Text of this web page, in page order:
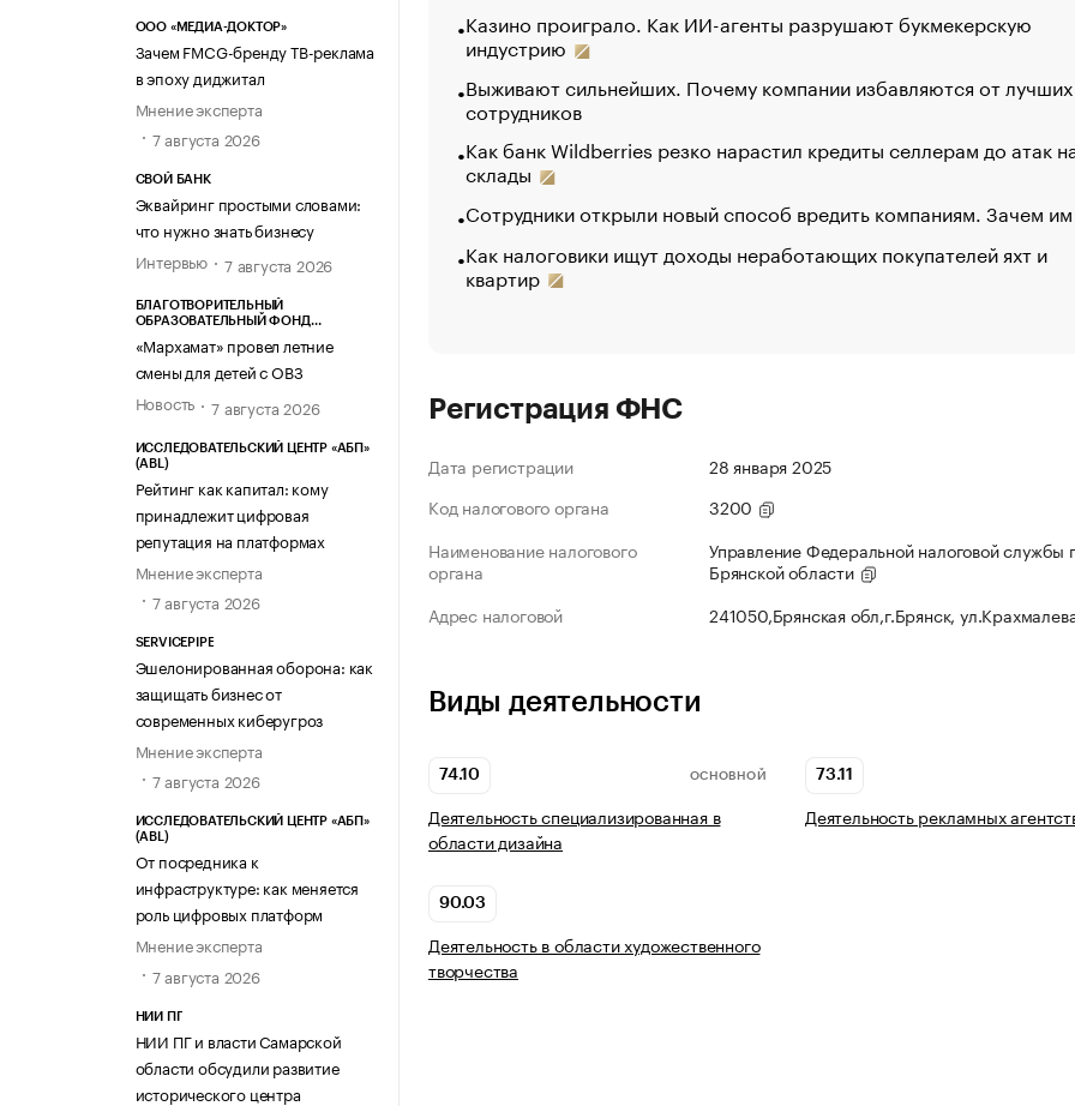
ООО «МЕДИА-ДОКТОР»
Зачем FMCG-бренду ТВ-реклама
в эпоху диджитал
Мнение эксперта
7 августа 2026
СВОЙ БАНК
Эквайринг простыми словами:
что нужно знать бизнесу
Интервью
7 августа 2026
БЛАГОТВОРИТЕЛЬНЫЙ
ОБРАЗОВАТЕЛЬНЫЙ ФОНД
«Мархамат» провел летние
смены для детей с ОВЗ
Новость
7 августа 2026
ИССЛЕДОВАТЕЛЬСКИЙ ЦЕНТР «АБП»
(ABL)
Рейтинг как капитал: кому
принадлежит цифровая
репутация на платформах
Мнение эксперта
7 августа 2026
SERVICEPIPE
Эшелонированная оборона: как
защищать бизнес от
современных киберугроз
Мнение эксперта
7 августа 2026
ИССЛЕДОВАТЕЛЬСКИЙ ЦЕНТР «АБП»
(ABL)
От посредника к
инфраструктуре: как меняется
роль цифровых платформ
Мнение эксперта
7 августа 2026
НИИ ПГ
НИИ ПГ и власти Самарской
области обсудили развитие
исторического центра
Казино проиграло. Как ИИ-агенты разрушают букмекерскую
индустрию
Выживают сильнейших. Почему компании избавляются от лучших
сотрудников
Как банк Wildberries резко нарастил кредиты селлерам до атак
склады
Сотрудники открыли новый способ вредить компаниям. Зачем
Как налоговики ищут доходы неработающих покупателей яхт и
квартир
Регистрация ФНС
Дата регистрации
28 января 2025
Код налогового органа
3200
Наименование налогового
органа
Управление Федеральной налоговой службы
Брянской области
Адрес налоговой
241050,Брянская обл,г.Брянск,
Виды деятельности
74.10 ОСНОВНОЙ
Деятельность специализированная в
области дизайна
73.11
Деятельность рекламных
90.03
Деятельность в области художественного
творчества